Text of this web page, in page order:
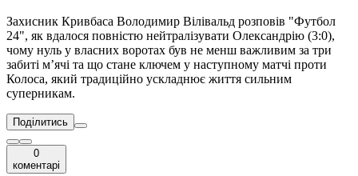
Захисник Кривбаса Володимир Вілівальд розповів "Футбол
24", як вдалося повністю нейтралізувати Олександрію (3:0),
чому нуль у власних воротах був не менш важливим за три
забиті м’ячі та що стане ключем у наступному матчі проти
Колоса, який традиційно ускладнює життя сильним
суперникам.
Поділитись
0
коментарі